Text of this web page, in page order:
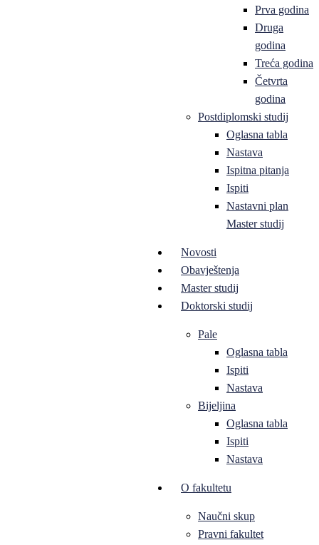
Prva godina
Druga
godina
Treća godina
Četvrta
godina
Postdiplomski studij
Oglasna tabla
Nastava
Ispitna pitanja
Ispiti
Nastavni plan
Master studij
Novosti
Obavještenja
Master studij
Doktorski studij
Pale
Oglasna tabla
Ispiti
Nastava
Bijeljina
Oglasna tabla
Ispiti
Nastava
O fakultetu
Naučni skup
Pravni fakultet